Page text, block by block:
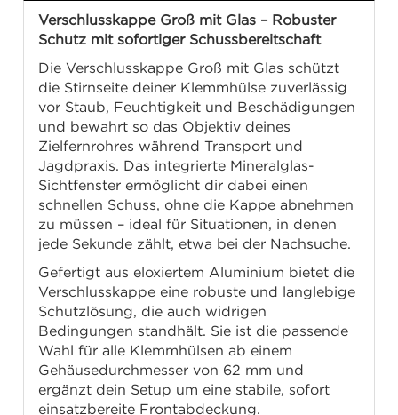
Verschlusskappe Groß mit Glas – Robuster
Schutz mit sofortiger Schussbereitschaft
Die Verschlusskappe Groß mit Glas schützt
die Stirnseite deiner Klemmhülse zuverlässig
vor Staub, Feuchtigkeit und Beschädigungen
und bewahrt so das Objektiv deines
Zielfernrohres während Transport und
Jagdpraxis. Das integrierte Mineralglas-
Sichtfenster ermöglicht dir dabei einen
schnellen Schuss, ohne die Kappe abnehmen
zu müssen – ideal für Situationen, in denen
jede Sekunde zählt, etwa bei der Nachsuche.
Gefertigt aus eloxiertem Aluminium bietet die
Verschlusskappe eine robuste und langlebige
Schutzlösung, die auch widrigen
Bedingungen standhält. Sie ist die passende
Wahl für alle Klemmhülsen ab einem
Gehäusedurchmesser von 62 mm und
ergänzt dein Setup um eine stabile, sofort
einsatzbereite Frontabdeckung.